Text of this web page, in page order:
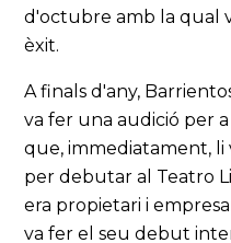
d'octubre amb la qual
èxit.
A finals d'any,
va fer una audició per
que, immediatament,
per debutar al Teatro
era propietari i
va fer el seu debut